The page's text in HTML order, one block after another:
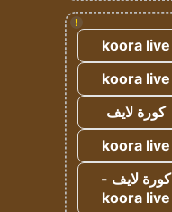
!
koora live
koora live
كورة لايف
koora live
كورة لايف -
koora live